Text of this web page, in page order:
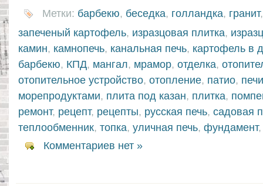
Метки: барбекю, беседка, голландка, гранит
запеченый картофель, изразцовая плитка,
камин, камнопечь, канальная печь, картофель в
барбекю, КПД, мангал, мрамор, отделка,
отопительное устройство, отопление, патио, печи
морепродуктами, плита под казан, плитка,
ремонт, рецепт, рецепты, русская печь, садовая
теплообменник, топка, уличная печь, фундамент
Комментариев нет »